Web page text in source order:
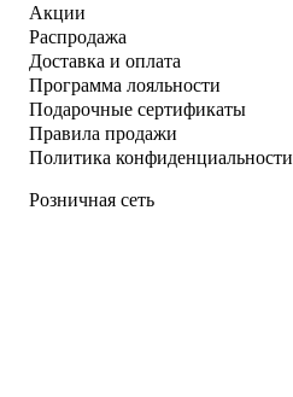
Акции
Распродажа
Доставка и оплата
Программа лояльности
Подарочные сертификаты
Правила продажи
Политика конфиденциальности
Розничная сеть